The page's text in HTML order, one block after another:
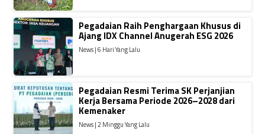
Pegadaian Raih Penghargaan Khusus di
Ajang IDX Channel Anugerah ESG 2026
News | 6 Hari Yang Lalu
Pegadaian Resmi Terima SK Perjanjian
Kerja Bersama Periode 2026–2028 dari
Kemenaker
News | 2 Minggu Yang Lalu